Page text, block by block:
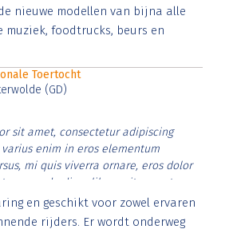
et justo cursus id rutrum lorem
sem vitae risus tristique posuere.
nieuwe modellen van bijna alle
muziek, foodtrucks, beurs en
Toertocht
(GD)
sit amet, consectetur adipiscing
enim in eros elementum
mi quis viverra ornare, eros dolor
commodo diam libero vitae erat.
et justo cursus id rutrum lorem
sem vitae risus tristique posuere.
en geschikt voor zowel ervaren
rijders. Er wordt onderweg